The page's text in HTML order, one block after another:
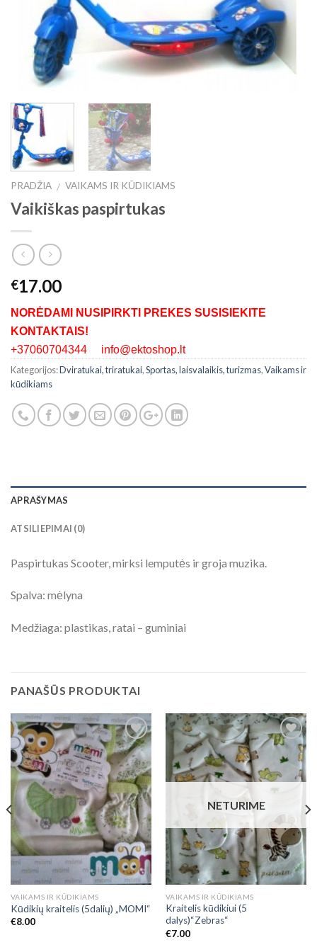
PRADŽIA / VAIKAMS IR KŪDIKIAMS
Vaikiškas paspirtukas
€17.00
NORĖDAMI NUSIPIRKTI PREKES SUSISIEKITE
KONTAKTAIS!
+37060704344 info@ektoshop.lt
Kategorijos:Dviratukai, triratukai,Sportas, laisvalaikis, turizmas,Vaikams ir
kūdikiams
APRAŠYMAS
ATSILIEPIMAI (0)
Paspirtukas Scooter, mirksi lemputės ir groja muzika.
Spalva: mėlyna
Medžiaga: plastikas, ratai – guminiai
PANAŠŪS PRODUKTAI
Add to
Wishlist
VAIKAMS IR KŪDIKIAMS
Kūdikių kraitelis (5dalių) „MOMI“
€8.00
Add to
Wishlist
NETURIME
VAIKAMS IR KŪDIKIAMS
Kraitelis kūdikiui (5
dalys)“Zebras“
€7.00